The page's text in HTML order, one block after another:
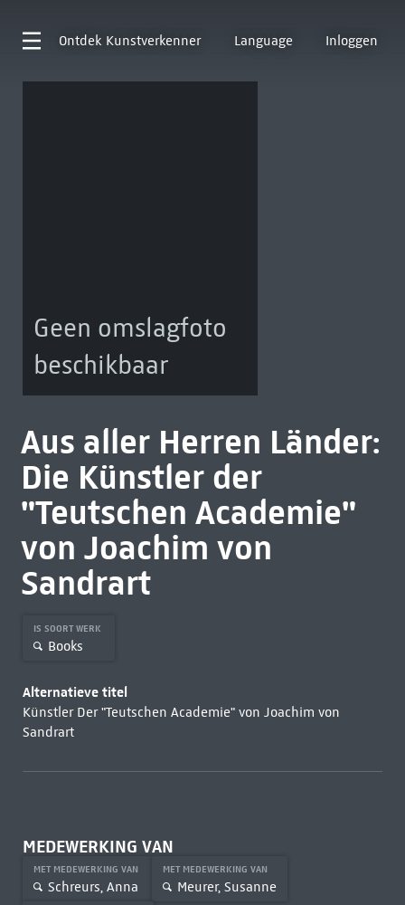
Ontdek Kunstverkenner Language Inloggen
Geen omslagfoto
beschikbaar
Aus aller Herren Länder:
Die Künstler der
"Teutschen Academie"
von Joachim von
Sandrart
IS SOORT WERK
Books
Alternatieve titel
Künstler Der "Teutschen Academie" von Joachim von
Sandrart
MEDEWERKING VAN
MET MEDEWERKING VAN
Schreurs, Anna
MET MEDEWERKING VAN
Meurer, Susanne